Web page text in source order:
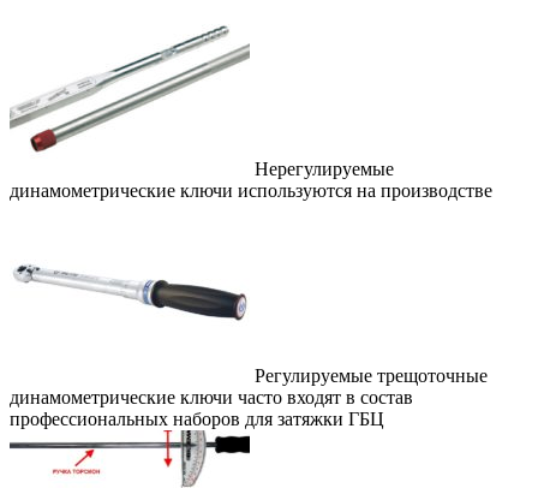
Нерегулируемые
динамометрические ключи используются на производстве
Регулируемые трещоточные
динамометрические ключи часто входят в состав
профессиональных наборов для затяжки ГБЦ